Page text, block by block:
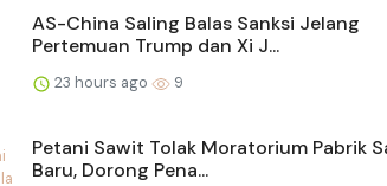
AS-China Saling Balas Sanksi Jelang
Pertemuan Trump dan Xi J...
23 hours ago 9
Petani Sawit Tolak Moratorium Pabrik
Baru, Dorong Pena...